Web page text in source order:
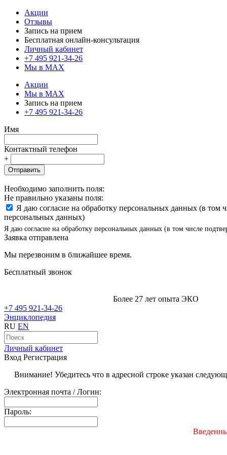
Акции
Отзывы
Запись на прием
Бесплатная онлайн-консультация
Личный кабинет
+7 495 921-34-26
Мы в MAX
Акции
Мы в MAX
Запись на прием
+7 495 921-34-26
Имя
Контактный телефон
+
Отправить
Необходимо заполнить поля:
Не правильно указаны поля:
Я даю согласие на обработку персональных данных (в
персональных данных)
Я даю согласие на обработку персональных данных (в том числе
Заявка отправлена
Мы перезвоним в ближайшее время.
Бесплатный звонок
Более 27 лет опыта ЭКО
+7 495 921-34-26
Энциклопедия
RU EN
Личный кабинет
Вход Регистрация
Внимание! Убедитесь что в адресной строке указан
Электронная почта / Логин:
Пароль: